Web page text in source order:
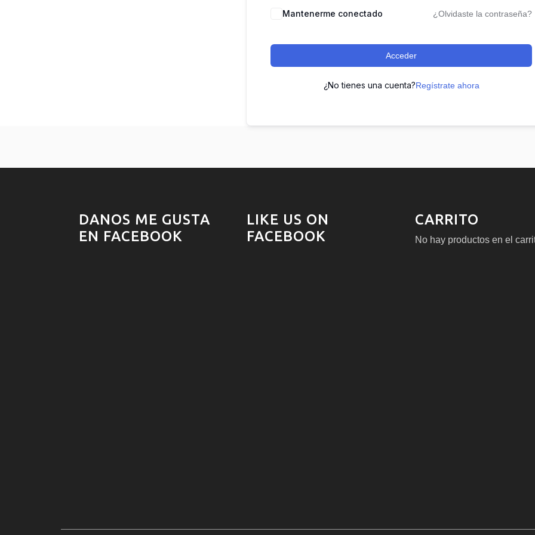
Mantenerme conectado ¿Olvidaste la contraseña?
Acceder
¿No tienes una cuenta?Regístrate ahora
DANOS ME GUSTA
EN FACEBOOK
LIKE US ON
FACEBOOK
CARRITO
No hay productos en el